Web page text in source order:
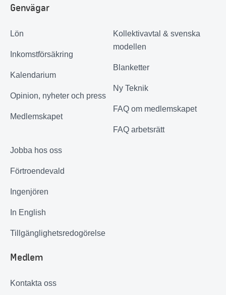
Genvägar
Lön
Inkomstförsäkring
Kalendarium
Opinion, nyheter och press
Medlemskapet
Kollektivavtal & svenska
modellen
Blanketter
Ny Teknik
FAQ om medlemskapet
FAQ arbetsrätt
Jobba hos oss
Förtroendevald
Ingenjören
In English
Tillgänglighetsredogörelse
Medlem
Kontakta oss